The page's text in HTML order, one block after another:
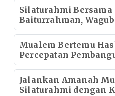
Silaturahmi Bersama
Baiturrahman,
Sinergi dengan
Mualem Bertemu
Percepatan
Jalankan Amanah
Silaturahmi dengan